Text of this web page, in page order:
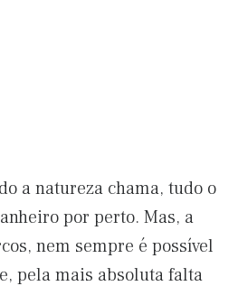
a natureza chama, tudo o
por perto. Mas, a
nem sempre é possível
pela mais absoluta falta